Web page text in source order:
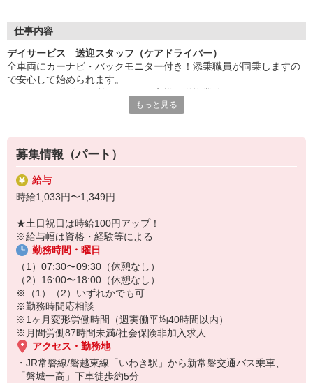
・ツクイ独自の福祉厚生制度でプライベートも充実
・子育て支援の福利厚生制度あり！子育てと仕事の両立を応援◎
・スタッフ何でも相談窓口やライフキャリア相談など、各相談窓
口あり
◇頑張った分、スタッフに還元！
・パートは特別手当の支給あり
仕事内容
デイサービス 送迎スタッフ（ケアドライバー）
全車両にカーナビ・バックモニター付き！添乗職員が同乗しますの
で安心して始められます。
※専用車両（キャラバン・ハイエース）の運転、各種点検
★＼サービス・職種の魅力／
送迎や介護補助業務を通して、お客様から感謝の言葉を直接いただ
けたり、信頼関係を築いていくことができ、異なる職種がチームで
お客様支え、支援していくことに大きなやりがいがあります。直接
ワークライフバランスに合わせた働き方ができます。
もっと見る
募集情報（パート）
給与
時給1,033円〜1,349円
★土日祝日は時給100円アップ！
※給与幅は資格・経験等による
勤務時間・曜日
（1）07:30〜09:30（休憩なし）
（2）16:00〜18:00（休憩なし）
※（1）（2）いずれかでも可
※勤務時間応相談
※1ヶ月変形労働時間（週実働平均40時間以内）
※月間労働87時間未満/社会保険非加入求人
アクセス・勤務地
・JR常磐線/磐越東線「いわき駅」から新常磐交通バス乗車、
「磐城一高」下車徒歩約5分